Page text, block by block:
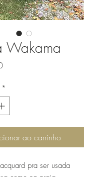
Wakama
Preço
*
ao carrinho
pra ser usada